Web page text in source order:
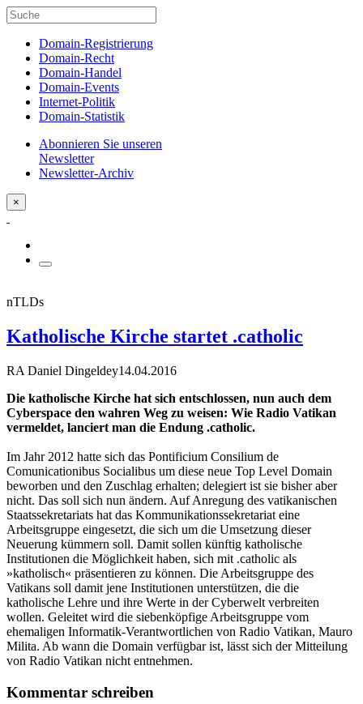
Domain-Registrierung
Domain-Recht
Domain-Handel
Domain-Events
Internet-Politik
Domain-Statistik
Abonnieren Sie unseren
Newsletter
Newsletter-Archiv
×
nTLDs
Katholische Kirche startet .catholic
RA Daniel Dingeldey14.04.2016
Die katholische Kirche hat sich entschlossen, nun auch dem
Cyberspace den wahren Weg zu weisen: Wie Radio Vatikan
vermeldet, lanciert man die Endung .catholic.
Im Jahr 2012 hatte sich das Pontificium Consilium de
Comunicationibus Socialibus um diese neue Top Level Domain
beworben und den Zuschlag erhalten; delegiert ist sie bisher aber
nicht. Das soll sich nun ändern. Auf Anregung des vatikanischen
Staatssekretariats hat das Kommunikationssekretariat eine
Arbeitsgruppe eingesetzt, die sich um die Umsetzung dieser
Neuerung kümmern soll. Damit sollen künftig katholische
Institutionen die Möglichkeit haben, sich mit .catholic als
»katholisch« präsentieren zu können. Die Arbeitsgruppe des
Vatikans soll damit jene Institutionen unterstützen, die die
katholische Lehre und ihre Werte in der Cyberwelt verbreiten
wollen. Geleitet wird die siebenköpfige Arbeitsgruppe vom
ehemaligen Informatik-Verantwortlichen von Radio Vatikan, Mauro
Milita. Ab wann die Domain verfügbar ist, lässt sich der Mitteilung
von Radio Vatikan nicht entnehmen.
Kommentar schreiben